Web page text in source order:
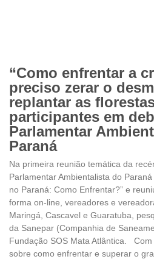
“Como enfrentar a
preciso zerar o
replantar as
participantes em
Parlamentar
Paraná
Na primeira reunião temática da
Parlamentar Ambientalista do
no Paraná: Como Enfrentar?” e
forma on-line, vereadores e
Maringá, Cascavel e Guaratuba,
da Sanepar (Companhia de
Fundação SOS Mata Atlântica.
sobre como enfrentar e superar o